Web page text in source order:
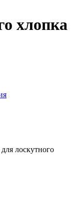
хлопка
лоскутного